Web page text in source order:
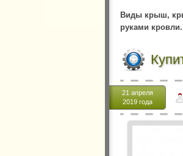
Виды крыш,
руками
21 апреля
2019 года